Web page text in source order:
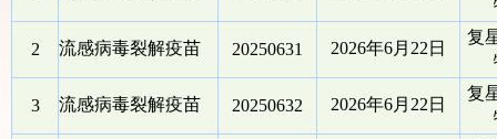
2 流感病毒裂解疫苗 20250631 2026年6月22日
复
3 流感病毒裂解疫苗 20250632 2026年6月22日
复